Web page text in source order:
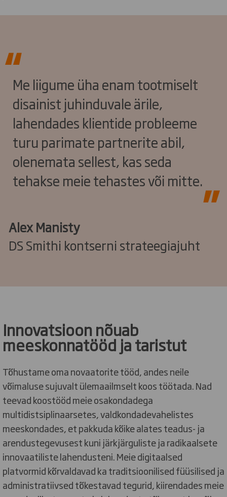
Me liigume üha enam tootmiselt
disainist juhinduvale ärile,
lahendades klientide probleeme
turu parimate partnerite abil,
olenemata sellest, kas seda
tehakse meie tehastes või mitte.
Alex Manisty
DS Smithi kontserni strateegiajuht
Innovatsioon nõuab
meeskonnatööd ja taristut
Tõhustame oma novaatorite tööd, andes neile
võimaluse sujuvalt ülemaailmselt koos töötada. Nad
teevad koostööd meie osakondadega
multidistsiplinaarsetes, valdkondadevahelistes
meeskondades, et pakkuda kõike alates teadus- ja
arendustegevusest kuni järkjärguliste ja radikaalsete
innovaatiliste lahendusteni. Meie digitaalsed
platvormid kõrvaldavad ka traditsioonilised füüsilised ja
administratiivsed tõkestavad tegurid, kiirendades meie